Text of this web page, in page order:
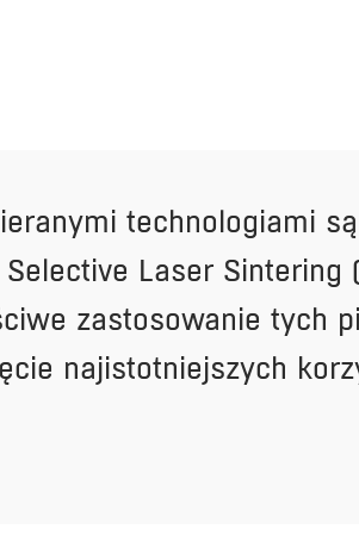
technologiami
Laser Sintering
zastosowanie tych
najistotniejszych